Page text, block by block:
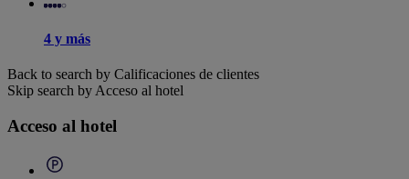
4 y más
Back to search by Calificaciones de clientes
Skip search by Acceso al hotel
Acceso al hotel